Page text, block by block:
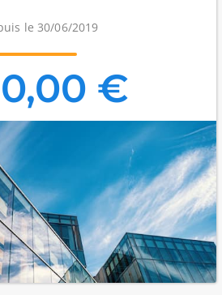
le 30/06/2019
€